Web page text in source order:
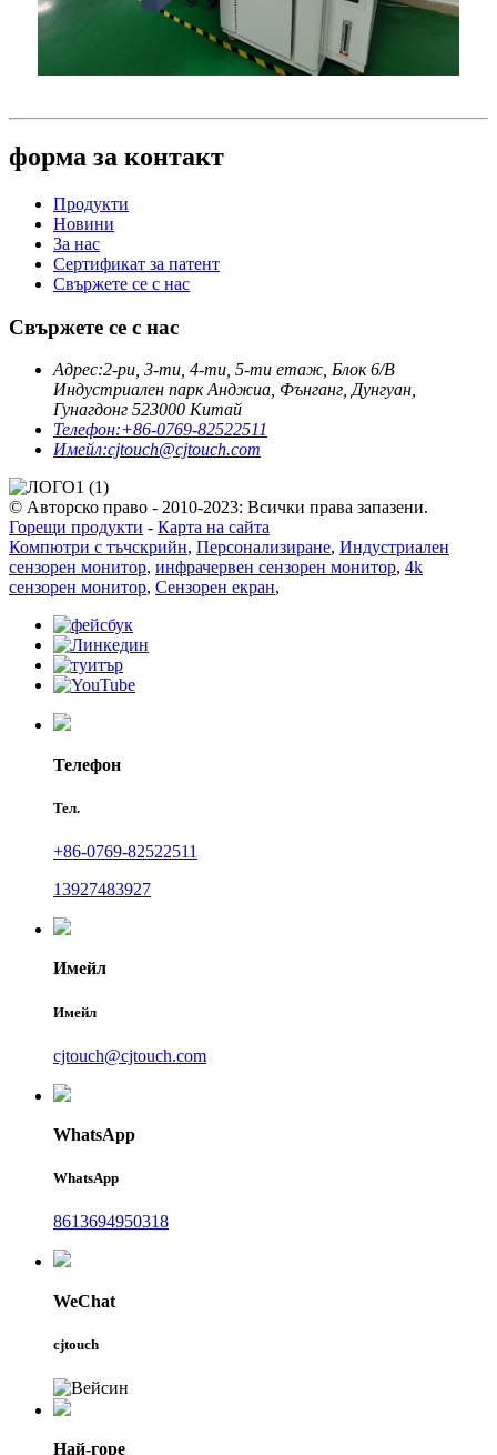
форма за контакт
Продукти
Новини
За нас
Сертификат за патент
Свържете се с нас
Свържете се с нас
Адрес:2-ри, 3-ти, 4-ти, 5-ти етаж, Блок 6/B
Индустриален парк Анджиа, Фънганг, Дунгуан,
Гунагдонг 523000 Китай
Телефон:+86-0769-82522511
Имейл:cjtouch@cjtouch.com
© Авторско право - 2010-2023: Всички права запазени.
Горещи продукти - Карта на сайта
Компютри с тъчскрийн, Персонализиране, Индустриален
сензорен монитор, инфрачервен сензорен монитор, 4k
сензорен монитор, Сензорен екран,
Телефон
Тел.
+86-0769-82522511
13927483927
Имейл
Имейл
cjtouch@cjtouch.com
WhatsApp
WhatsApp
8613694950318
WeChat
cjtouch
Най-горе